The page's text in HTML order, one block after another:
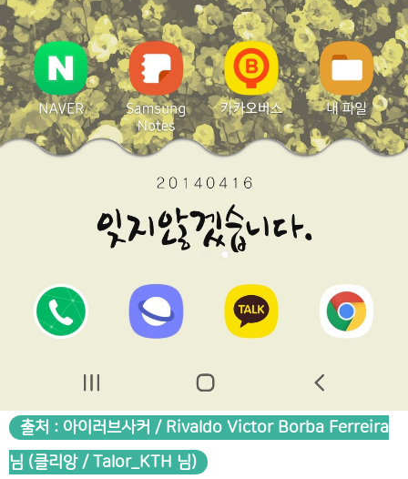
출처 : 아이러브사커 / Rivaldo Victor Borba Ferreira
님 (클리앙 / Talor_KTH 님)